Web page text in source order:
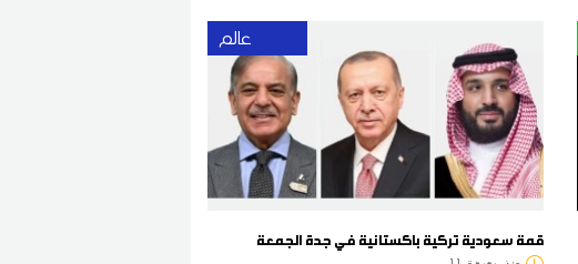
عالم
قمة سعودية تركية باكستانية في جدة الجمعة